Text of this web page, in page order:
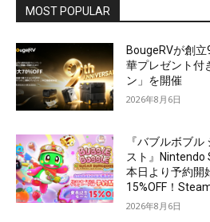
MOST POPULAR
BougeRVが創
華プレゼント付
ン」を開催
2026年8月6日
『バブルボブ
スト』Nintendo
本日より予約開
15%OFF！
2026年8月6日